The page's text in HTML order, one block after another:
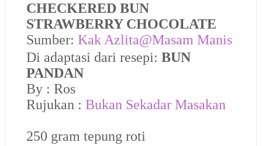
CHECKERED BUN
STRAWBERRY CHOCOLATE
Sumber: Kak Azlita@Masam Manis
Di adaptasi dari resepi: BUN
PANDAN
By : Ros
Rujukan : Bukan Sekadar Masakan
250 gram tepung roti